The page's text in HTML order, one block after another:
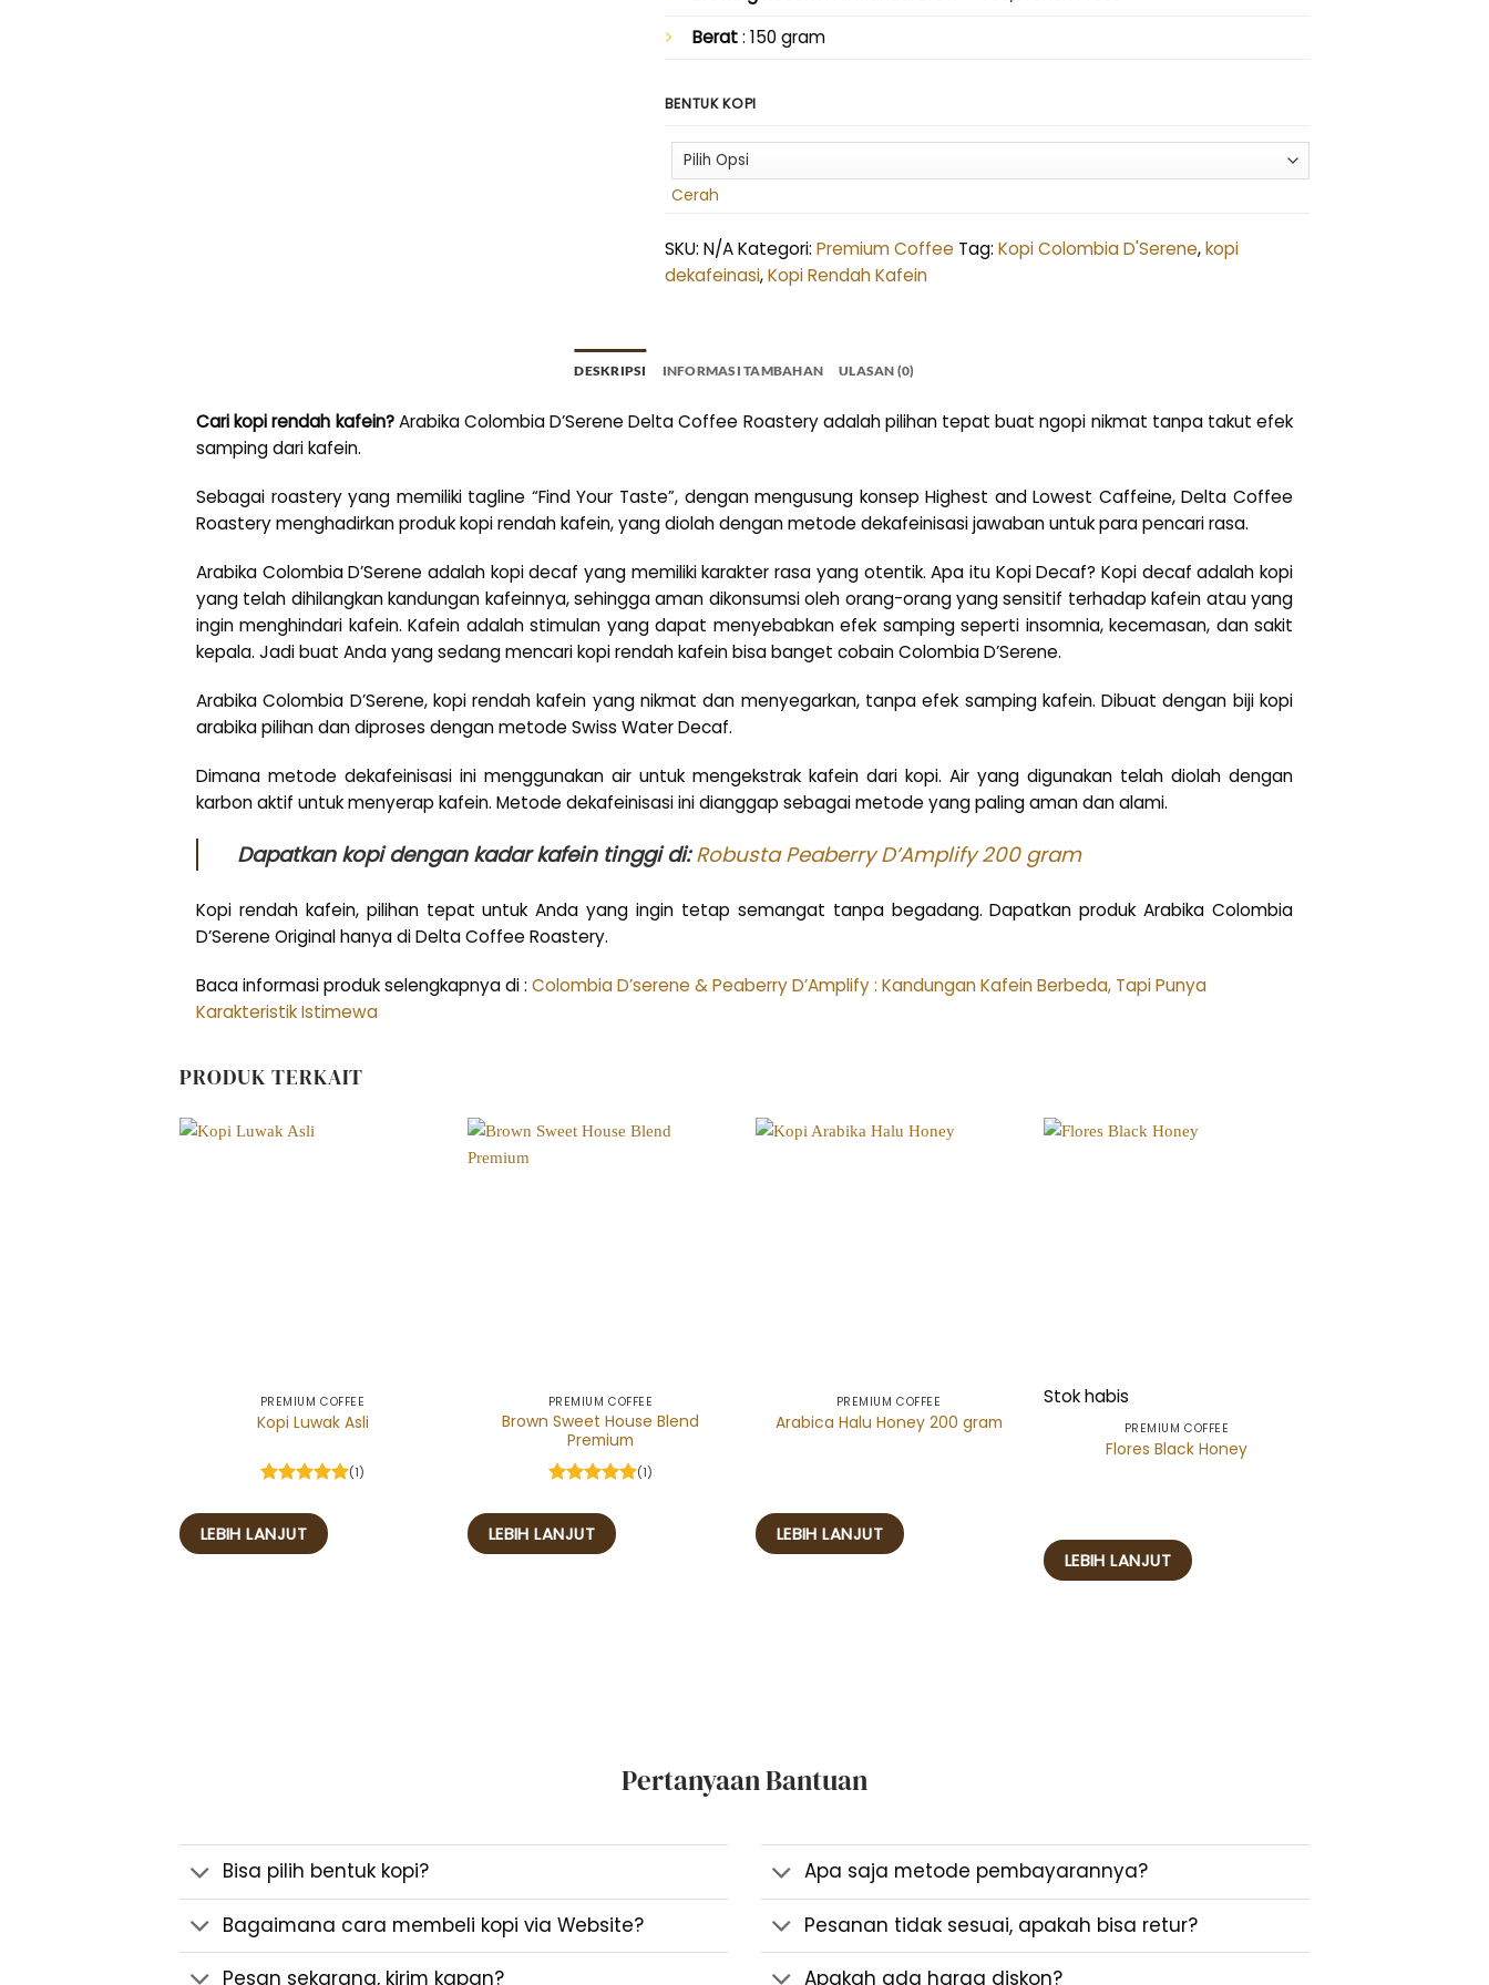
Berat: 150 gram
BENTUK KOPI
Cerah
SKU: N/A Kategori: Premium Coffee Tag: Kopi Colombia D'Serene,kopi
dekafeinasi,Kopi Rendah Kafein
DESKRIPSI INFORMASI TAMBAHAN ULASAN (0)
Cari kopi rendah kafein?Arabika Colombia D’Serene Delta Coffee Roastery adalah pilihan tepat buat ngopi nikmat tanpa takut efek
samping dari kafein.
Sebagai roastery yang memiliki tagline “Find Your Taste”, dengan mengusung konsep Highest and Lowest Caffeine, Delta Coffee
Roastery menghadirkan produk kopi rendah kafein, yang diolah dengan metode dekafeinisasi jawaban untuk para pencari rasa.
Arabika Colombia D’Serene adalah kopi decaf yang memiliki karakter rasa yang otentik. Apa itu Kopi Decaf? Kopi decaf adalah kopi
yang telah dihilangkan kandungan kafeinnya, sehingga aman dikonsumsi oleh orang-orang yang sensitif terhadap kafein atau yang
ingin menghindari kafein. Kafein adalah stimulan yang dapat menyebabkan efek samping seperti insomnia, kecemasan, dan sakit
kepala. Jadi buat Anda yang sedang mencari kopi rendah kafein bisa banget cobain Colombia D’Serene.
Arabika Colombia D’Serene, kopi rendah kafein yang nikmat dan menyegarkan, tanpa efek samping kafein. Dibuat dengan biji kopi
arabika pilihan dan diproses dengan metode Swiss Water Decaf.
Dimana metode dekafeinisasi ini menggunakan air untuk mengekstrak kafein dari kopi. Air yang digunakan telah diolah dengan
karbon aktif untuk menyerap kafein. Metode dekafeinisasi ini dianggap sebagai metode yang paling aman dan alami.
Dapatkan kopi dengan kadar kafein tinggi di:Robusta Peaberry D’Amplify 200 gram
Kopi rendah kafein, pilihan tepat untuk Anda yang ingin tetap semangat tanpa begadang. Dapatkan produk Arabika Colombia
D’Serene Original hanya di Delta Coffee Roastery.
Baca informasi produk selengkapnya di : Colombia D’serene & Peaberry D’Amplify : Kandungan Kafein Berbeda, Tapi Punya
Karakteristik Istimewa
PRODUK TERKAIT
PREMIUM COFFEE
Kopi Luwak Asli
dari 5
(1)
LEBIH LANJUT
PREMIUM COFFEE
Brown Sweet House Blend
Premium
dari 5
(1)
LEBIH LANJUT
PREMIUM COFFEE
Arabica Halu Honey 200 gram
LEBIH LANJUT
Stok habis
PREMIUM COFFEE
Flores Black Honey
LEBIH LANJUT
Pertanyaan Bantuan
Bisa pilih bentuk kopi?
Bagaimana cara membeli kopi via Website?
Pesan sekarang, kirim kapan?
Apa saja metode pembayarannya?
Pesanan tidak sesuai, apakah bisa retur?
Apakah ada harga diskon?